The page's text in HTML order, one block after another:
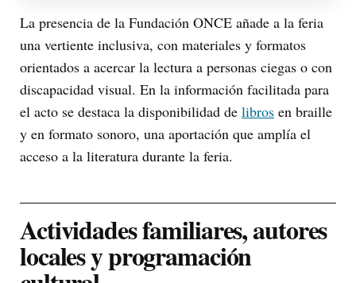
La presencia de la Fundación ONCE añade a la feria
una vertiente inclusiva, con materiales y formatos
orientados a acercar la lectura a personas ciegas o con
discapacidad visual. En la información facilitada para
el acto se destaca la disponibilidad de libros en braille
y en formato sonoro, una aportación que amplía el
acceso a la literatura durante la feria.
Actividades familiares, autores
locales y programación